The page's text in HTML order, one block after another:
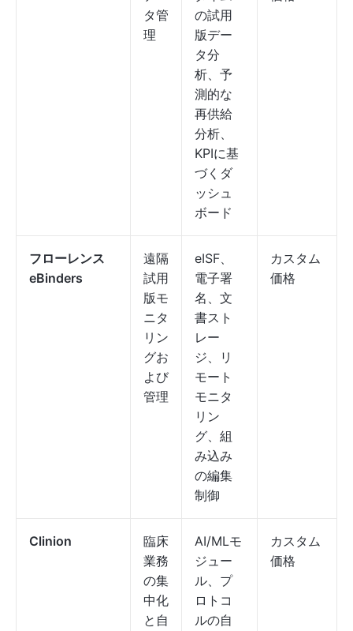
タ管
理
の試用
版デー
タ分
析、予
測的な
再供給
分析、
KPIに基
づくダ
ッシュ
ボード
フローレンス
eBinders
遠隔
試用
版モ
ニタ
リン
グお
よび
管理
eISF、
電子署
名、文
書スト
レー
ジ、リ
モート
モニタ
リン
グ、組
み込み
の編集
制御
カスタム
価格
Clinion
臨床
業務
の集
中化
と自
AI/MLモ
ジュー
ル、プ
ロトコ
ルの自
カスタム
価格